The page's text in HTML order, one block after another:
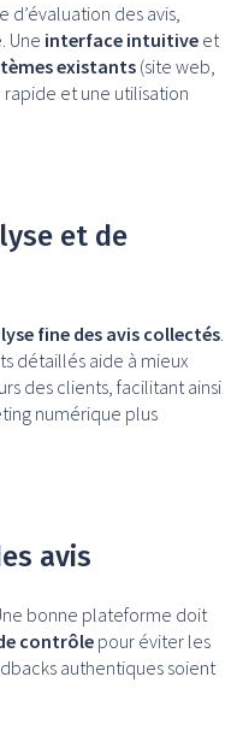
d’évaluation des avis,
Une interface intuitive et
existants (site web,
rapide et une utilisation
et de
fine des avis collectés.
détaillés aide à mieux
des clients, facilitant ainsi
numérique plus
avis
bonne plateforme doit
contrôlepour éviter les
authentiques soient